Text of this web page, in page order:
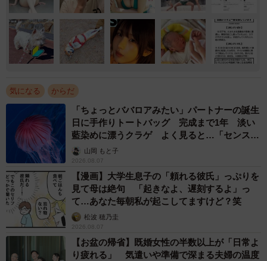
気になる からだ
「ちょっとババロアみたい」パートナーの誕生
日に手作りトートバッグ 完成まで1年 淡い
藍染めに漂うクラゲ よく見ると…「センスす
ごい」山岡 もと子
2026.08.07
【漫画】大学生息子の「頼れる彼氏」っぷりを
見て母は絶句 「起きなよ、遅刻するよ」っ
て…あなた毎朝私が起こしてますけど？笑
松波 穂乃圭
2026.08.07
【お盆の帰省】既婚女性の半数以上が「日常よ
り疲れる」 気遣いや準備で深まる夫婦の温度